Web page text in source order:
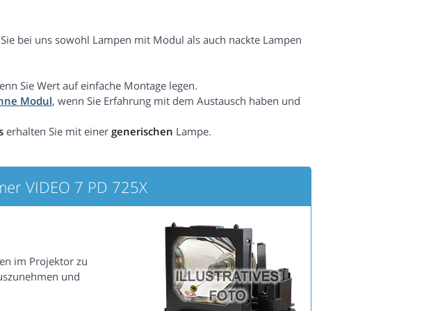
bei uns sowohl Lampen mit Modul als auch nackte Lampen
Sie Wert auf einfache Montage legen.
Modul, wenn Sie Erfahrung mit dem Austausch haben und
erhalten Sie mit einer generischen Lampe.
VIDEO 7 PD 725X
im Projektor zu
und